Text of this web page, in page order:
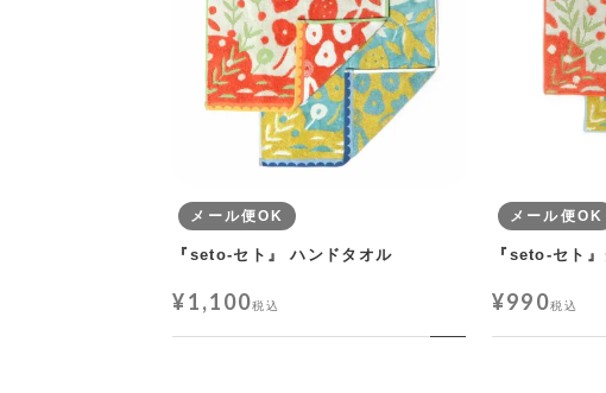
メール便OK
『seto-セト』 ハンドタオル
¥1,100税込
メール便OK
『seto-セト
¥990税込